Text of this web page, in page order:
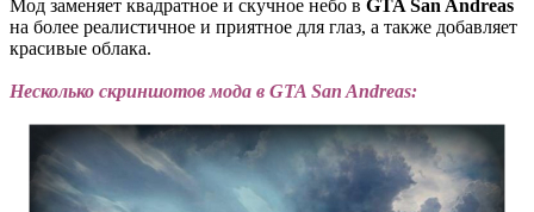
Мод заменяет квадратное и скучное небо в GTA San Andreas
на более реалистичное и приятное для глаз, а также добавляет
красивые облака.
Несколько скриншотов мода в GTA San Andreas: